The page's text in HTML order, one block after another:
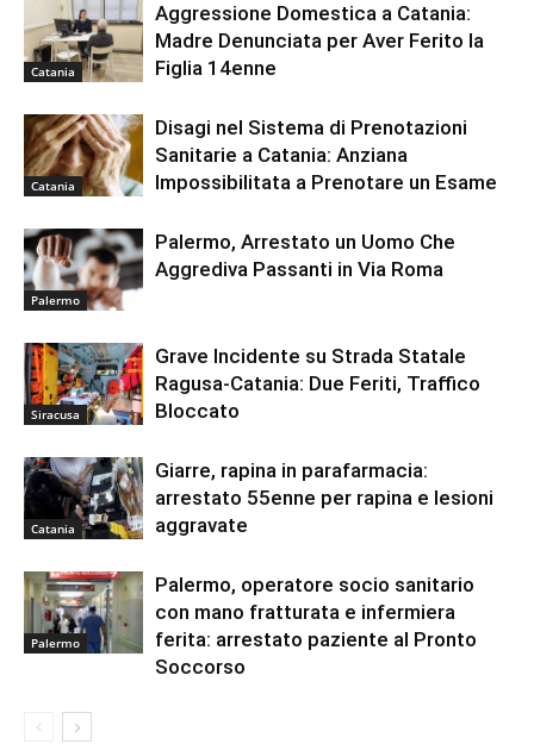
Catania
Aggressione Domestica a Catania:
Madre Denunciata per Aver Ferito la
Figlia 14enne
Catania
Disagi nel Sistema di Prenotazioni
Sanitarie a Catania: Anziana
Impossibilitata a Prenotare un Esame
Palermo
Palermo, Arrestato un Uomo Che
Aggrediva Passanti in Via Roma
Siracusa
Grave Incidente su Strada Statale
Ragusa-Catania: Due Feriti, Traffico
Bloccato
Catania
Giarre, rapina in parafarmacia:
arrestato 55enne per rapina e lesioni
aggravate
Palermo
Palermo, operatore socio sanitario
con mano fratturata e infermiera
ferita: arrestato paziente al Pronto
Soccorso